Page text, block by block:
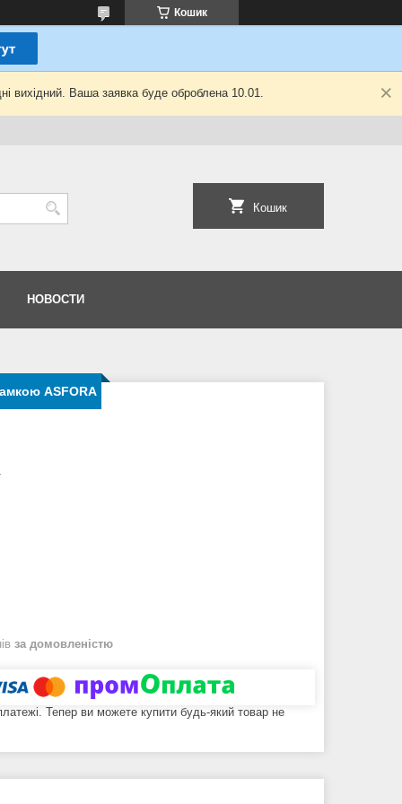
Кошик
вихідний. Ваша заявка буде оброблена 10.01.
Кошик
НОВОСТИ
ASFORA
за домовленістю
Тепер ви можете купити будь-який товар не